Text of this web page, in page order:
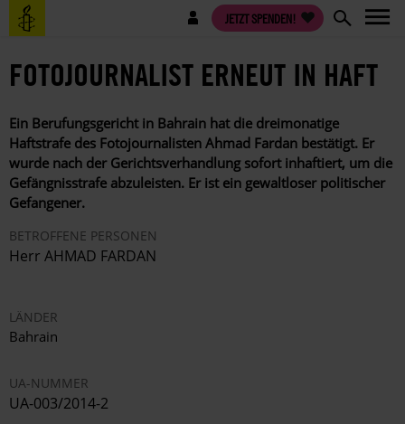
Direkt
zum
Benutzermenü JETZT SPENDEN!
FOTOJOURNALIST ERNEUT IN HAFT
Ein Berufungsgericht in Bahrain hat die dreimonatige
Haftstrafe des Fotojournalisten Ahmad Fardan bestätigt. Er
wurde nach der Gerichtsverhandlung sofort inhaftiert, um die
Gefängnisstrafe abzuleisten. Er ist ein gewaltloser politischer
Gefangener.
BETROFFENE PERSONEN
Herr AHMAD FARDAN
LÄNDER
Bahrain
UA-NUMMER
UA-003/2014-2